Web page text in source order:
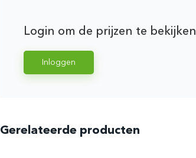
Login om de prijzen te bekijken
Inloggen
Gerelateerde producten